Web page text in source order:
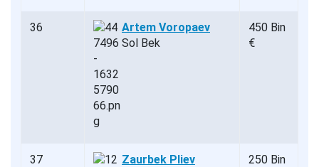
36
Artem Voropaev
Sol Bek
450 Bin
€
37
Zaurbek Pliev
250 Bin